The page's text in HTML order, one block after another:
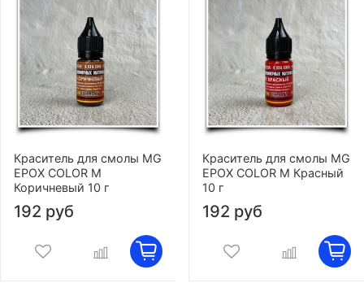
Краситель для смолы MG
EPOX COLOR M
Коричневый 10 г
192 руб
Краситель для смолы MG
EPOX COLOR M Красный
10 г
192 руб